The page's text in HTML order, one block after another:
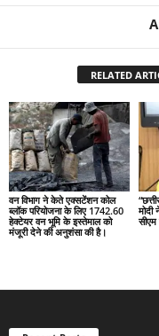
RELATED
वन विभाग ने केते एक्सटेंशन कोल
ब्लॉक परियोजना के लिए 1742.60
हेक्टेयर वन भूमि के इस्तेमाल को
मंजूरी देने की अनुशंसा की है।